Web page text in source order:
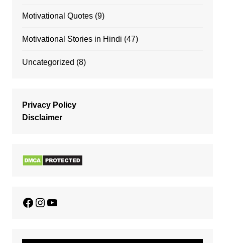
Motivational Quotes(9)
Motivational Stories in Hindi (47)
Uncategorized (8)
Privacy Policy
Disclaimer
Facebook
Instagram
YouTube